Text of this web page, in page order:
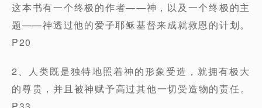
这本书有一个终极的作者——神，以及一个终极的主
题——神透过他的爱子耶稣基督来成就救恩的计划。
P20
2、人类既是独特地照着神的形象受造，就拥有极大
的尊贵，并且被神赋予高过其他一切受造物的责任。